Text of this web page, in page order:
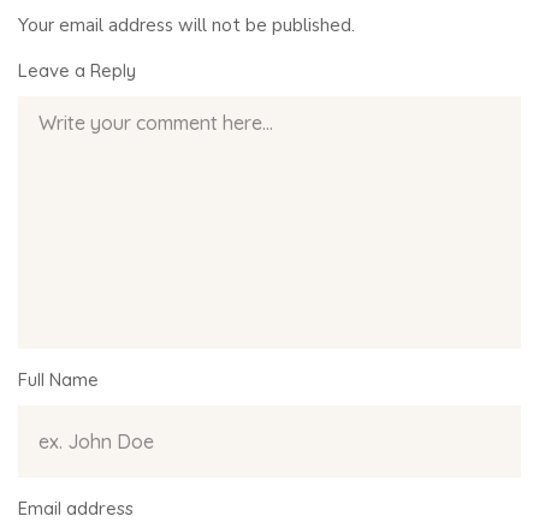
Your email address will not be published.
Leave a Reply
Full Name
Email address